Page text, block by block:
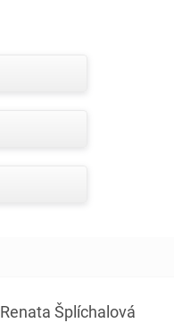
Renata Šplíchalová